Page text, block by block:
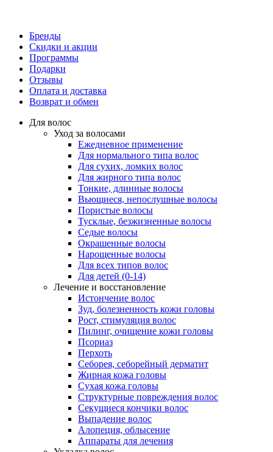
Бренды
Скидки и акции
Программы
Подарки
Отзывы
Оплата и доставка
Возврат и обмен
Для волос
Уход за волосами
Ежедневное применение
Для нормального типа волос
Для сухих, ломких волос
Для жирного типа волос
Тонкие, длинные волосы
Вьющиеся, непослушные волосы
Пористые волосы
Тусклые, безжизненные волосы
Седые волосы
Окрашенные волосы
Нарощенные волосы
Для всех типов волос
Для детей (0-14)
Лечение и восстановление
Истончение волос
Зуд, болезненность кожи головы
Рост, стимуляция волос
Пилинг, очищение кожи головы
Псориаз
Перхоть
Себорея, себорейный дерматит
Жирная кожа головы
Сухая кожа головы
Структурные повреждения волос
Секущиеся кончики волос
Выпадение волос
Алопеция, облысение
Аппараты для лечения